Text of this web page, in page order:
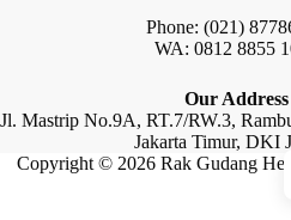
Phone: (021)
WA: 0812 8855
Our Address
Jl. Mastrip No.9A, RT.7/RW.3,
Jakarta Timur, DKI
Copyright © 2026 Rak Gudang